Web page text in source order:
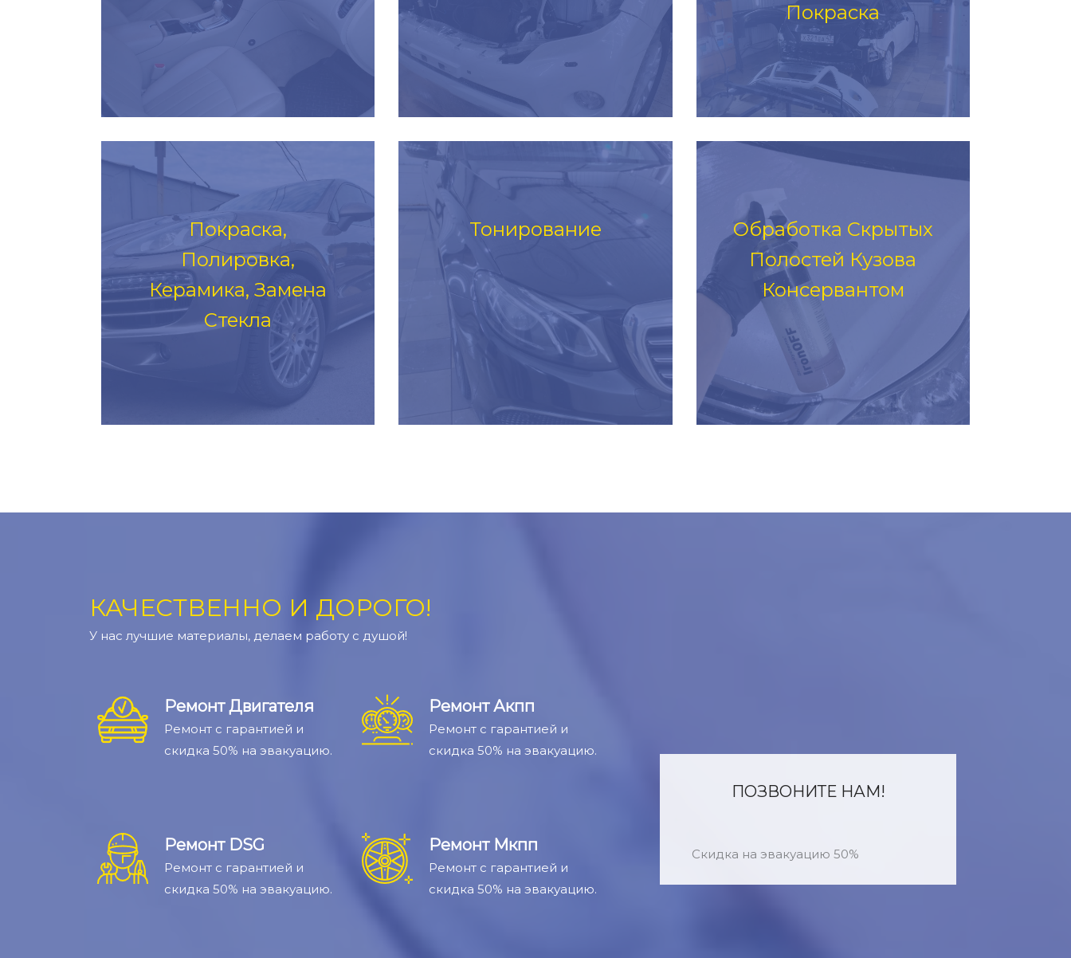
Покраска
Покраска,
Полировка,
Керамика, Замена
Стекла
Тонирование
Обработка Скрытых
Полостей Кузова
Консервантом
КАЧЕСТВЕННО И ДОРОГО!
У нас лучшие материалы, делаем работу с душой!
Ремонт Двигателя
Ремонт с гарантией и
скидка 50% на эвакуацию.
Ремонт DSG
Ремонт с гарантией и
скидка 50% на эвакуацию.
Ремонт Акпп
Ремонт с гарантией и
скидка 50% на эвакуацию.
Ремонт Мкпп
Ремонт с гарантией и
скидка 50% на эвакуацию.
ПОЗВОНИТЕ НАМ!
Скидка на эвакуацию 50%